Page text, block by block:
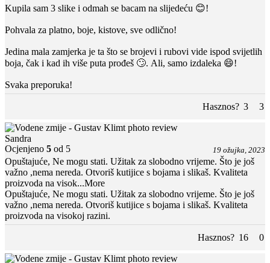
Kupila sam 3 slike i odmah se bacam na slijedeću 😊!
Pohvala za platno, boje, kistove, sve odlično!
Jedina mala zamjerka je ta što se brojevi i rubovi vide ispod svijetlih
boja, čak i kad ih više puta prođeš 🙄. Ali, samo izdaleka 😄!
Svaka preporuka!
Hasznos? 3 3
Sandra
Ocjenjeno 5 od 5 19 ožujka, 2023
Opuštajuće, Ne mogu stati. Užitak za slobodno vrijeme. Što je još
važno ,nema nereda. Otvoriš kutijice s bojama i slikaš. Kvaliteta
proizvoda na visok...More
Opuštajuće, Ne mogu stati. Užitak za slobodno vrijeme. Što je još
važno ,nema nereda. Otvoriš kutijice s bojama i slikaš. Kvaliteta
proizvoda na visokoj razini.
Hasznos? 16 0